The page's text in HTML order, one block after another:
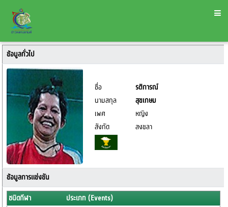
ข้อมูลทั่วไป
ชื่อ
รติการณ์
นามสกุล
สุขเกษม
เพศ
หญิง
สังกัด
สงขลา
ข้อมูลการแข่งขัน
ชนิดกีฬา
ประเภท (Events)